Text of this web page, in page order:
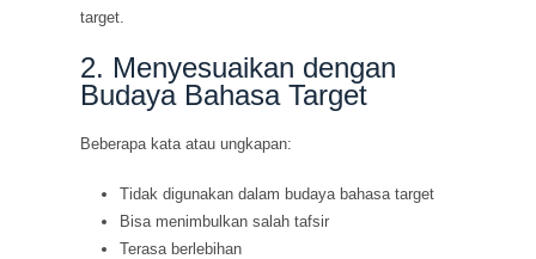
target.
2. Menyesuaikan dengan
Budaya Bahasa Target
Beberapa kata atau ungkapan:
Tidak digunakan dalam budaya bahasa target
Bisa menimbulkan salah tafsir
Terasa berlebihan